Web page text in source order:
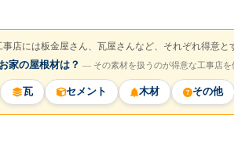
事店には板金屋さん、瓦屋さんなど、それぞれ得意と
家の屋根材は？ ― その素材を扱うのが得意な工事店を
瓦 セメント 木材 その他